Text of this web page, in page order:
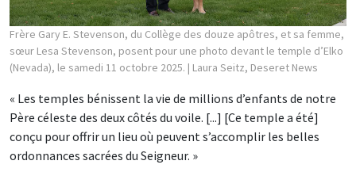
Frère Gary E. Stevenson, du Collège des douze apôtres, et sa femme,
sœur Lesa Stevenson, posent pour une photo devant le temple d’Elko
(Nevada), le samedi 11 octobre 2025. | Laura Seitz, Deseret News
« Les temples bénissent la vie de millions d’enfants de notre
Père céleste des deux côtés du voile. [...] [Ce temple a été]
conçu pour offrir un lieu où peuvent s’accomplir les belles
ordonnances sacrées du Seigneur. »